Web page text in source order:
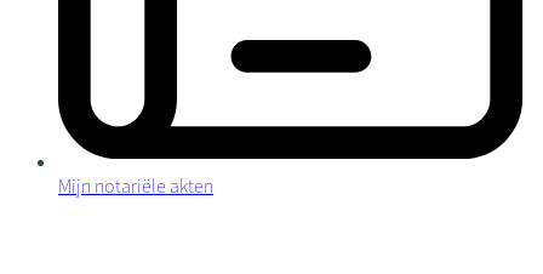
Mijn notariële akten